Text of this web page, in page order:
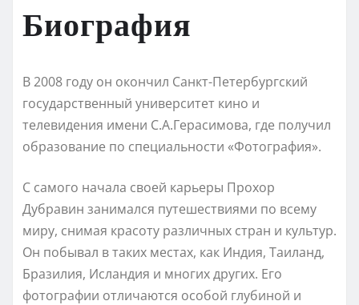
Биография
В 2008 году он окончил Санкт-Петербургский
государственный университет кино и
телевидения имени С.А.Герасимова, где получил
образование по специальности «Фотография».
С самого начала своей карьеры Прохор
Дубравин занимался путешествиями по всему
миру, снимая красоту различных стран и культур.
Он побывал в таких местах, как Индия, Таиланд,
Бразилия, Исландия и многих других. Его
фотографии отличаются особой глубиной и